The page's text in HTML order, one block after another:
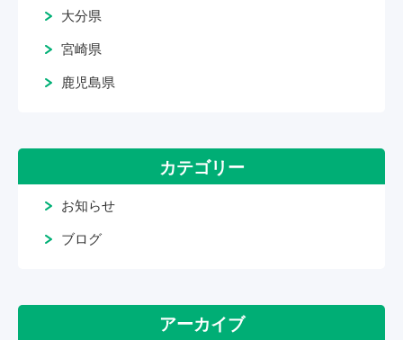
大分県
宮崎県
鹿児島県
カテゴリー
お知らせ
ブログ
アーカイブ